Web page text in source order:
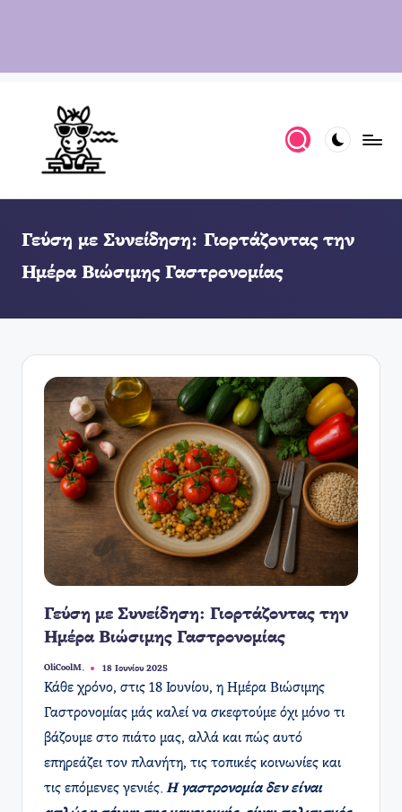
Γεύση με Συνείδηση: Γιορτάζοντας την
Ημέρα Βιώσιμης Γαστρονομίας
Γεύση με Συνείδηση: Γιορτάζοντας την
Ημέρα Βιώσιμης Γαστρονομίας
Συγγραφέας:
OliCoolM. 18 Ιουνίου 2025
Κάθε χρόνο, στις 18 Ιουνίου, η Ημέρα Βιώσιμης
Γαστρονομίας μάς καλεί να σκεφτούμε όχι μόνο τι
βάζουμε στο πιάτο μας, αλλά και πώς αυτό
επηρεάζει τον πλανήτη, τις τοπικές κοινωνίες και
τις επόμενες γενιές. Η γαστρονομία δεν είναι